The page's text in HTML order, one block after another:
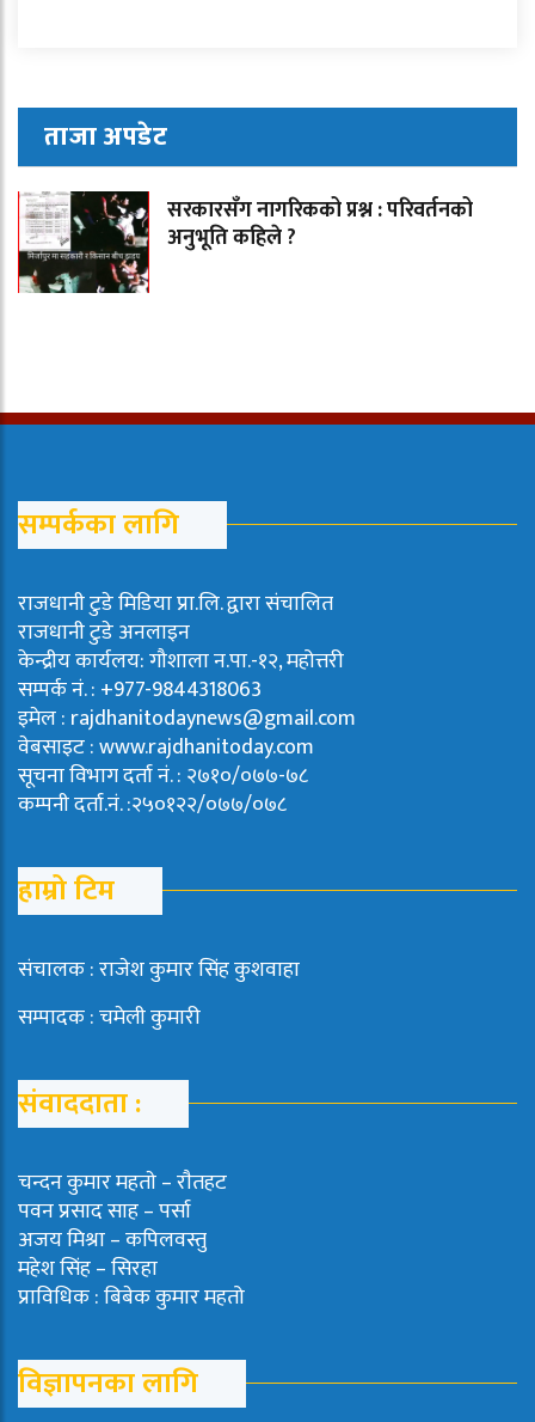
ताजा अपडेट
सरकारसँग नागरिकको प्रश्न : परिवर्तनको
अनुभूति कहिले ?
सम्पर्कका लागि
राजधानी टुडे मिडिया प्रा.लि. द्वारा संचालित
राजधानी टुडे अनलाइन
केन्द्रीय कार्यलय: गौशाला न.पा.-१२, महोत्तरी
सम्पर्क नं. : +977-9844318063
इमेल : rajdhanitodaynews@gmail.com
वेबसाइट : www.rajdhanitoday.com
सूचना विभाग दर्ता नं. : २७१०/०७७-७८
कम्पनी दर्ता.नं. :२५०१२२/०७७/०७८
हाम्रो टिम
संचालक : राजेश कुमार सिंह कुशवाहा
सम्पादक : चमेली कुमारी
संवाददाता :
चन्दन कुमार महताे – राैतहट
पवन प्रसाद साह – पर्सा
अजय मिश्रा – कपिलवस्तु
महेश सिंह – सिरहा
प्राविधिक : बिबेक कुमार महतो
विज्ञापनका लागि